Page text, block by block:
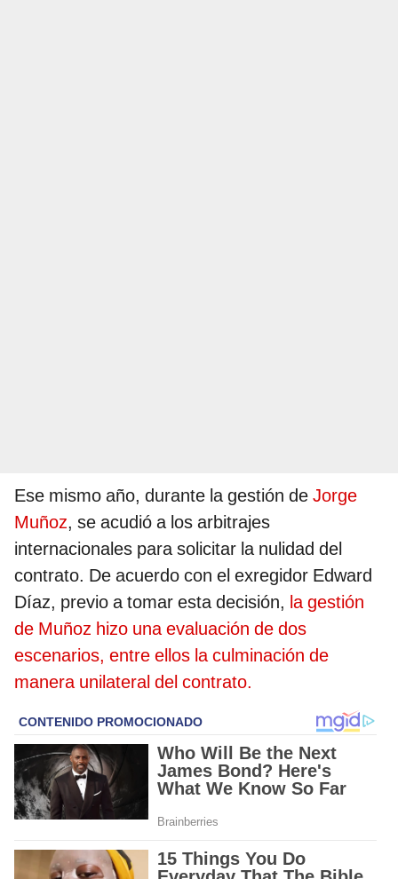
Ese mismo año, durante la gestión de Jorge
Muñoz, se acudió a los arbitrajes
internacionales para solicitar la nulidad del
contrato. De acuerdo con el exregidor Edward
Díaz, previo a tomar esta decisión, la gestión
de Muñoz hizo una evaluación de dos
escenarios, entre ellos la culminación de
manera unilateral del contrato.